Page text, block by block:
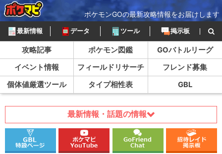
ポケモンGOの最新攻略情報をお届けします
最新情報 データ ツール 掲示板
攻略記事 ポケモン図鑑
GOバトルリーグ
イベント情報
フィールドリサーチ
フレンド募集
個体値厳選ツール
タイプ相性表 GBL
最新情報・話題の情報